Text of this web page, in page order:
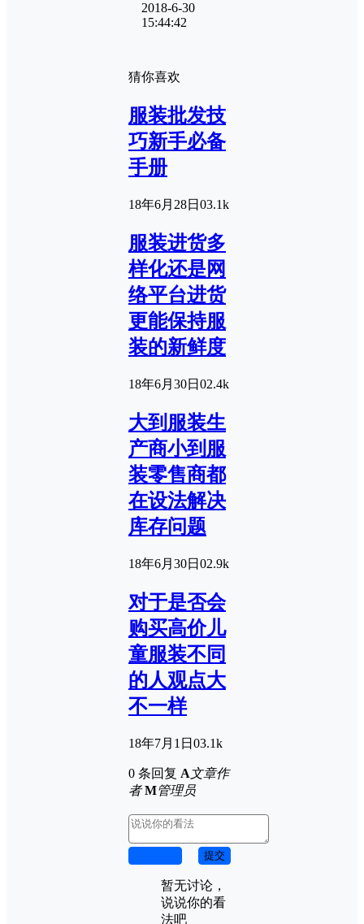
2018-6-30
15:44:42
猜你喜欢
服装批发技
巧新手必备
手册
18年6月28日 03.1k
服装进货多
样化还是网
络平台进货
更能保持服
装的新鲜度
18年6月30日 02.4k
大到服装生
产商小到服
装零售商都
在设法解决
库存问题
18年6月30日 02.9k
对于是否会
购买高价儿
童服装不同
的人观点大
不一样
18年7月1日 03.1k
0 条回复 A文章作
者 M管理员
提交
暂无讨论，
说说你的看
法吧